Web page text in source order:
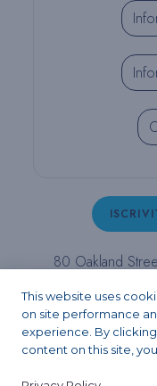
80 Oakland
T (800) 343-
6262 -
This website uses
on site performance
experience. By
content on this site,